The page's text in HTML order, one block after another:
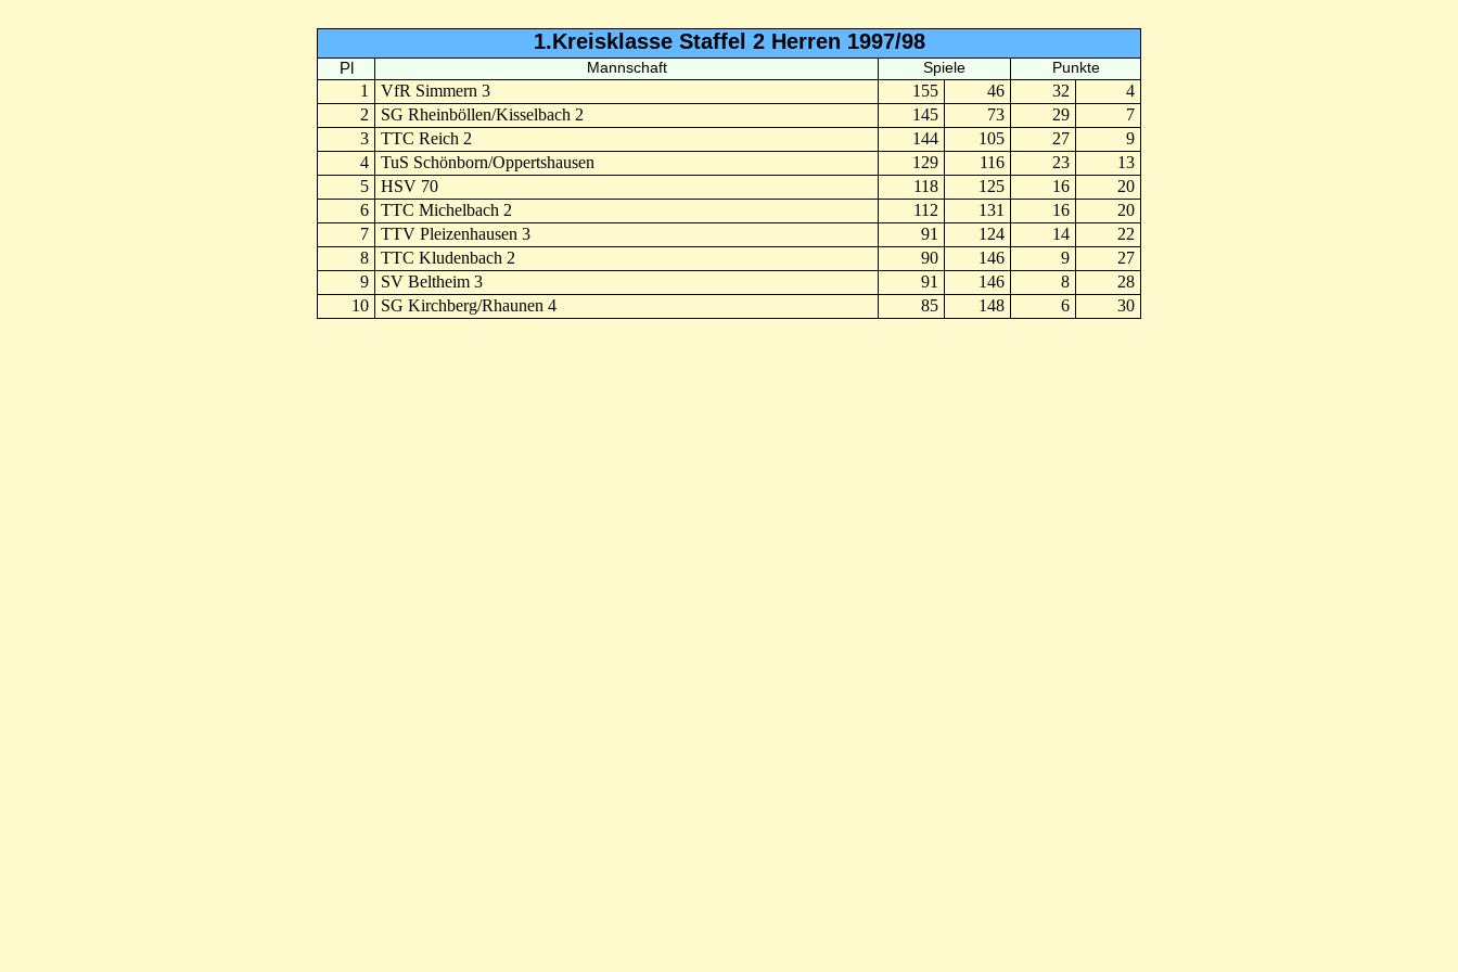
1.Kreisklasse Staffel 2 Herren 1997/98
Pl Mannschaft Spiele Punkte
1 VfR Simmern 3 155 46 32
4
2
SG Rheinböllen/Kisselbach 2 145 73 29
7
3
TTC Reich 2 144 105 27
9
4
TuS Schönborn/Oppertshausen 129 116 23
13
5
HSV 70 118 125 16
20
6
TTC Michelbach 2 112 131 16
20
7
TTV Pleizenhausen 3 91 124 14
22
8
TTC Kludenbach 2 90 146 9
27
9
SV Beltheim 3 91 146 8
28
10
SG Kirchberg/Rhaunen 4 85 148 6 30